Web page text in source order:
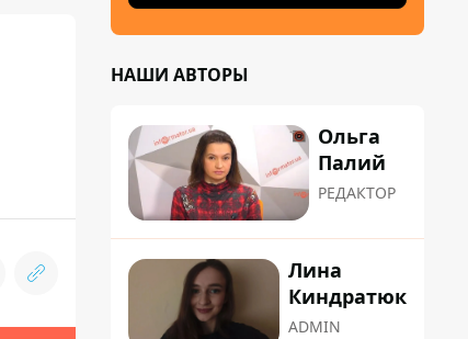
НАШИ АВТОРЫ
Ольга
Палий
РЕДАКТОР
Лина
Киндратюк
ADMIN